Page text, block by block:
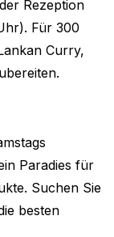
Rezeption
Für 300
Curry,
Paradies für
Suchen Sie
besten